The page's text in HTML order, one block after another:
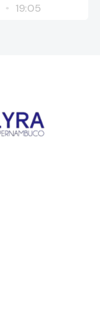
19:05